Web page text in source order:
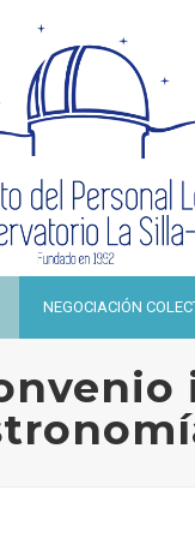
NEGOCIACIÓN